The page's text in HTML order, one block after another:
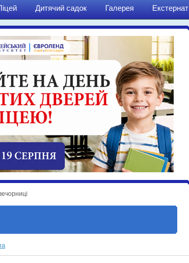
Дитячий садок Галерея Екстернат